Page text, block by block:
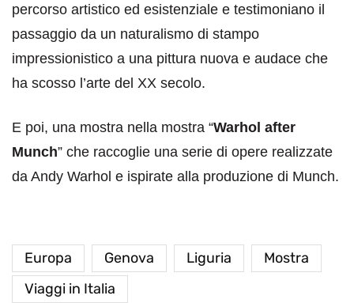
percorso artistico ed esistenziale e testimoniano il
passaggio da un naturalismo di stampo
impressionistico a una pittura nuova e audace che
ha scosso l’arte del XX secolo.
E poi, una mostra nella mostra “Warhol after
Munch” che raccoglie una serie di opere realizzate
da Andy Warhol e ispirate alla produzione di Munch.
Europa Genova Liguria
Mostra
Viaggi in Italia